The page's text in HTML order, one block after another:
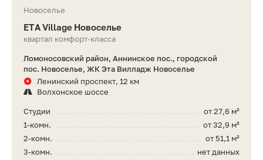
Новоселье
ETA Village Новоселье
квартал комфорт-класса
Ломоносовский район, Аннинское пос., городской
пос. Новоселье, ЖК Эта Вилладж Новоселье
Ленинский проспект, 12 км
Волхонское шоссе
от 27,6 м²
Студии
от 32,9 м²
1-комн.
от 51,1 м²
2-комн.
нет данных
3-комн.